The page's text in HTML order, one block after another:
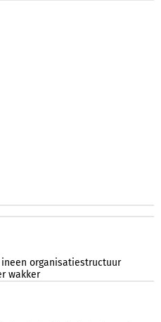
ineen organisatiestructuur
wakker